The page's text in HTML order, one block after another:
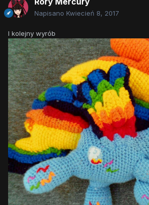
Napisano Kwiecień 8, 2017
I kolejny wyrób